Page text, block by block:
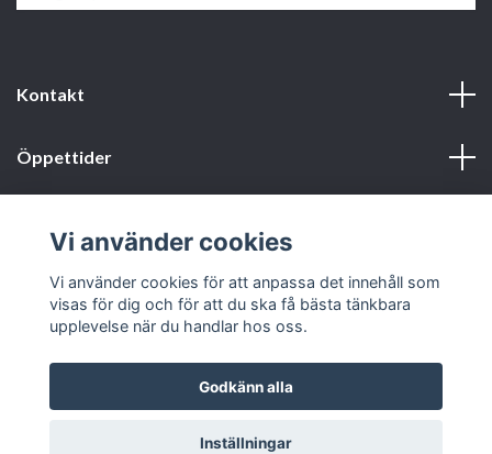
Kontakt
Öppettider
Sociala medier
© 2026 OC Candle of Sweden
Vi använder cookies
Vi använder cookies för att anpassa det innehåll som
visas för dig och för att du ska få bästa tänkbara
upplevelse när du handlar hos oss.
Godkänn alla
Inställningar